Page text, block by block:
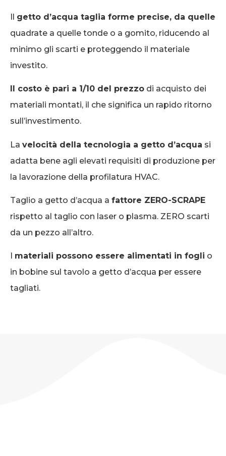
Il getto d’acqua taglia forme precise, da quelle
quadrate a quelle tonde o a gomito, riducendo al
minimo gli scarti e proteggendo il materiale
investito.
Il costo è pari a 1/10 del prezzo di acquisto dei
materiali montati, il che significa un rapido ritorno
sull’investimento.
La velocità della tecnologia a getto d’acqua si
adatta bene agli elevati requisiti di produzione per
la lavorazione della profilatura HVAC.
Taglio a getto d’acqua a fattore ZERO-SCRAPE
rispetto al taglio con laser o plasma. ZERO scarti
da un pezzo all’altro.
materiali possono essere alimentati in fogli o
in bobine sul tavolo a getto d’acqua per essere
tagliati.